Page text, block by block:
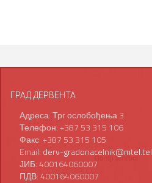
ГРАД ДЕРВЕНТА
Адреса: Трг ослобођења 3
Телефон: +387 53 315 106
Факс: +387 53 315 105
Email: derv-gradonacelnik@mtel.tel
ЈИБ: 400164060007
ПДВ: 400164060007